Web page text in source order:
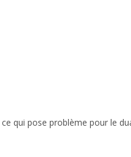
qui pose problème pour le